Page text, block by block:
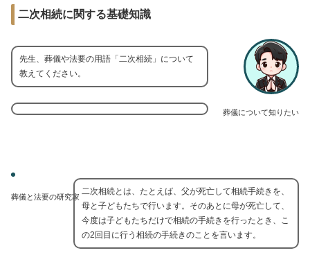
二次相続に関する基礎知識
葬儀について知りたい
先生、葬儀や法要の用語「二次相続」について
教えてください。
葬儀と法要の研究家
二次相続とは、たとえば、父が死亡して相続手続きを、
母と子どもたちで行います。そのあとに母が死亡して、
今度は子どもたちだけで相続の手続きを行ったとき、こ
の2回目に行う相続の手続きのことを言います。